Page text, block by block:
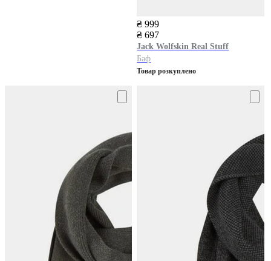
₴ 999
₴ 697
Jack Wolfskin Real Stuff
Баф
Товар розкуплено